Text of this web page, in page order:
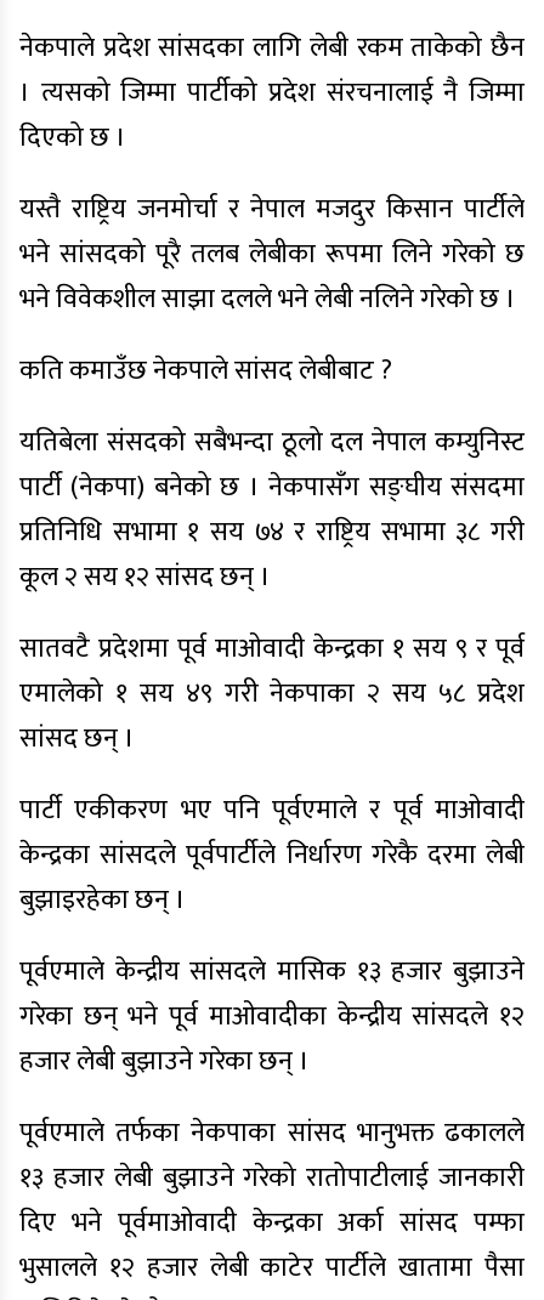
नेकपाले प्रदेश सांसदका लागि लेबी रकम ताकेको छैन
। त्यसको जिम्मा पार्टीको प्रदेश संरचनालाई नै जिम्मा
दिएको छ ।
यस्तै राष्ट्रिय जनमोर्चा र नेपाल मजदुर किसान पार्टीले
भने सांसदको पूरै तलब लेबीका रूपमा लिने गरेको छ
भने विवेकशील साझा दलले भने लेबी नलिने गरेको छ ।
कति कमाउँछ नेकपाले सांसद लेबीबाट ?
यतिबेला संसदको सबैभन्दा ठूलो दल नेपाल कम्युनिस्ट
पार्टी (नेकपा) बनेको छ । नेकपासँग सङ्घीय संसदमा
प्रतिनिधि सभामा १ सय ७४ र राष्ट्रिय सभामा ३८ गरी
कूल २ सय १२ सांसद छन् ।
सातवटै प्रदेशमा पूर्व माओवादी केन्द्रका १ सय ९ र पूर्व
एमालेको १ सय ४९ गरी नेकपाका २ सय ५८ प्रदेश
सांसद छन् ।
पार्टी एकीकरण भए पनि पूर्वएमाले र पूर्व माओवादी
केन्द्रका सांसदले पूर्वपार्टीले निर्धारण गरेकै दरमा लेबी
बुझाइरहेका छन् ।
पूर्वएमाले केन्द्रीय सांसदले मासिक १३ हजार बुझाउने
गरेका छन् भने पूर्व माओवादीका केन्द्रीय सांसदले १२
हजार लेबी बुझाउने गरेका छन् ।
पूर्वएमाले तर्फका नेकपाका सांसद भानुभक्त ढकालले
१३ हजार लेबी बुझाउने गरेको रातोपाटीलाई जानकारी
दिए भने पूर्वमाओवादी केन्द्रका अर्का सांसद पम्फा
भुसालले १२ हजार लेबी काटेर पार्टीले खातामा पैसा